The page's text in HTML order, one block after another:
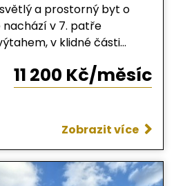
a prostorný byt o
nachází v 7. patře
v klidné části
kóje cca 2 m² _
s vestavěnou skříní,
a samostatné WC _ Stav:
kóje Dům se
s výbornou dostupností
11 200 Kč/měsíc
Zobrazit více